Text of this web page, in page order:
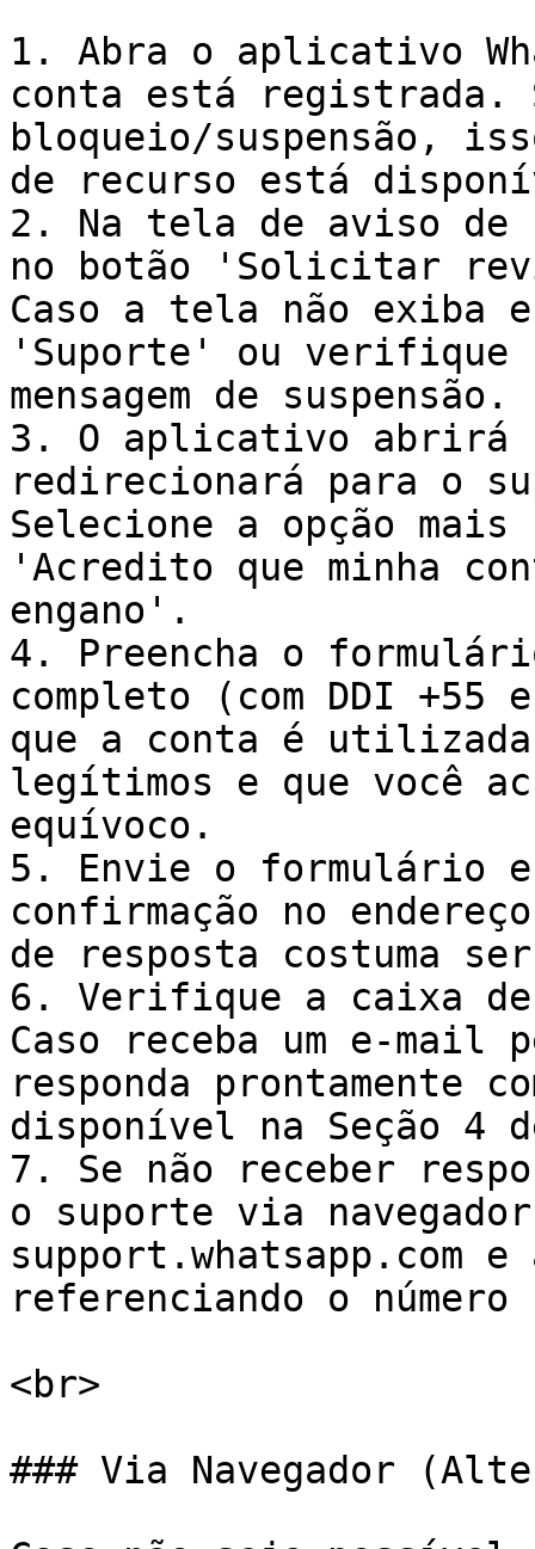
1. Abra o aplicativo
conta está registrada.
bloqueio/suspensão,
de recurso está
2. Na tela de aviso de
no botão 'Solicitar
Caso a tela não exiba
'Suporte' ou verifique
mensagem de suspensão.
3. O aplicativo abrirá
redirecionará para o
Selecione a opção
'Acredito que minha
engano'.
4. Preencha o
completo (com DDI +55
que a conta é
legítimos e que você
equívoco.
5. Envie o formulário
confirmação no
de resposta costuma
6. Verifique a caixa
Caso receba um e-mail
responda prontamente
disponível na Seção 4
7. Se não receber
o suporte via
support.whatsapp.com e
referenciando o número
<br>
### Via Navegador